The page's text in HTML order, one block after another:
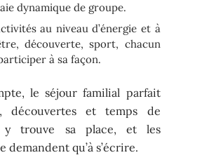
dynamique de groupe.
au niveau d’énergie et à
découverte, sport, chacun
à sa façon.
le séjour familial parfait
découvertes et temps de
y trouve sa place, et les
demandent qu’à s’écrire.